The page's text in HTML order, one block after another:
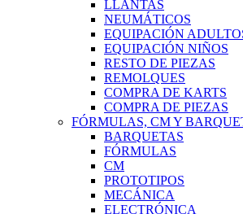
LLANTAS
NEUMÁTICOS
EQUIPACIÓN
EQUIPACIÓN NIÑOS
RESTO DE PIEZAS
REMOLQUES
COMPRA DE KARTS
COMPRA DE PIEZAS
FÓRMULAS, CM Y
BARQUETAS
FÓRMULAS
CM
PROTOTIPOS
MECÁNICA
ELECTRÓNICA